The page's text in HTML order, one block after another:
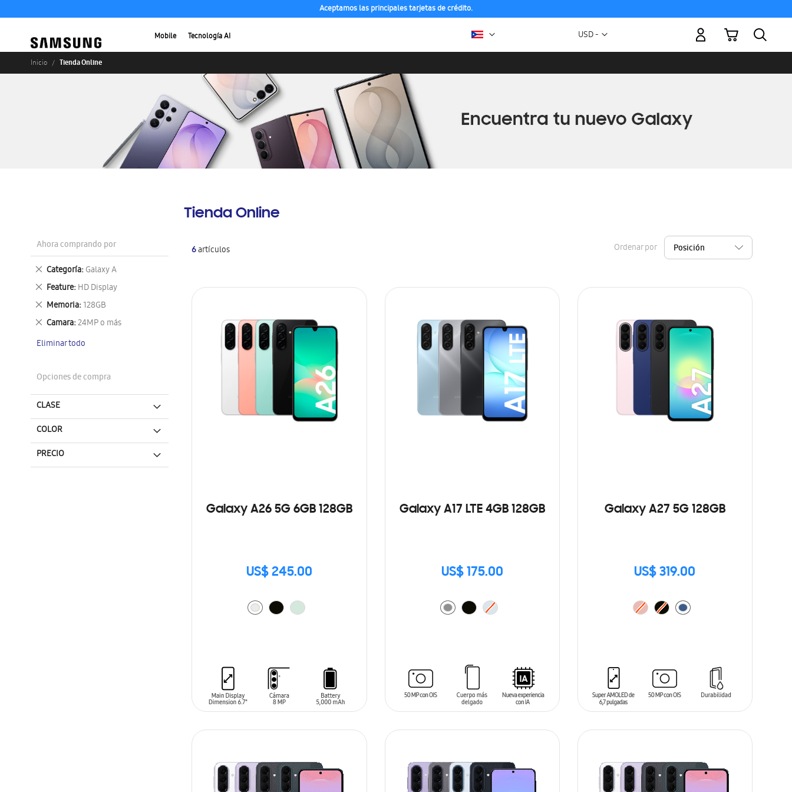
Aceptamos las principales tarjetas de crédito.
Mobile Tecnología AI Moneda
USD -
Mi carrito
Inicio Tienda Online
Tienda Online
6artículos Ordenar por
Galaxy A26 5G 6GB 128GB
US$ 245.00
Galaxy A17 LTE 4GB 128GB
US$ 175.00
Galaxy A27 5G 128GB
US$ 319.00
Ahora comprando por
Categoría Galaxy A
Eliminar
este
artículo
Feature HD Display
Eliminar
este
artículo
Memoria 128GB
Eliminar
este
artículo
Camara 24MP o más
Eliminar
artículo
Eliminar todo
Opciones de compra
CLASE
COLOR
PRECIO